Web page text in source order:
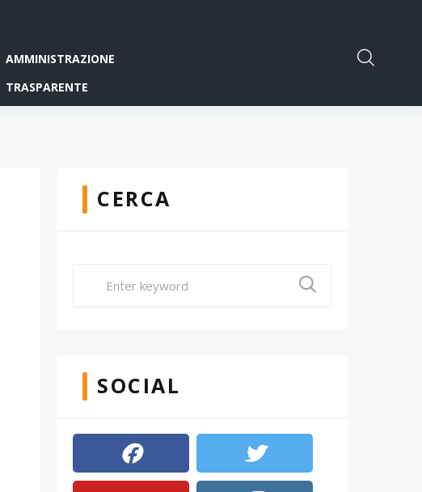
AMMINISTRAZIONE
TRASPARENTE
CERCA
SOCIAL